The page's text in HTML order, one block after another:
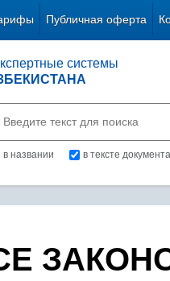
Публичная оферта
системы
в названии в тексте документа